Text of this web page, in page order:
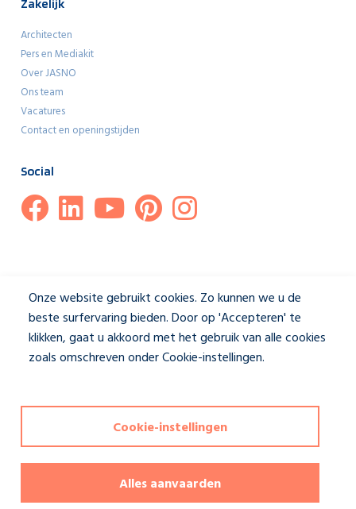
Zakelijk
Architecten
Pers en Mediakit
Over JASNO
Ons team
Vacatures
Contact en openingstijden
Social
Disclaimer & Privacybeleid|Cookie-instellingen
servicevoorwaardenvan Google zijn van
toepassing. Copyrights reserved Jasno shutters
Onze website gebruikt cookies. Zo kunnen we u de
beste surfervaring bieden. Door op 'Accepteren' te
klikken, gaat u akkoord met het gebruik van alle cookies
zoals omschreven onder Cookie-instellingen.
Cookie-instellingen
Alles aanvaarden